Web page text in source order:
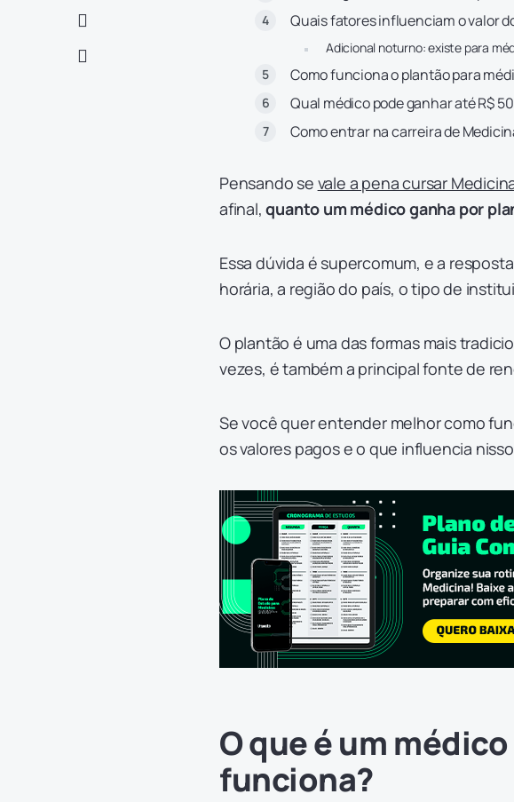
Quais fatores influenciam o valor
Adicional noturno: existe para
Como funciona o plantão para
Qual médico pode ganhar até R$
Como entrar na carreira de
Pensando se vale a pena cursar
afinal,quanto um médico ganha por
Essa dúvida é supercomum, e a
horária, a região do país, o tipo de
O plantão é uma das formas mais
vezes, é também a principal fonte de
Se você quer entender melhor como
os valores pagos e o que influencia
O que é um
funciona?